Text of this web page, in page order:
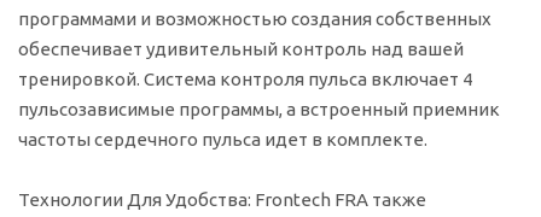
программами и возможностью создания собственных
обеспечивает удивительный контроль над вашей
тренировкой. Система контроля пульса включает 4
пульсозависимые программы, а встроенный приемник
частоты сердечного пульса идет в комплекте.
Технологии Для Удобства: Frontech FRA также